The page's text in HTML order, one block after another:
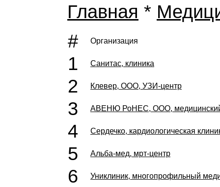
Главная *
#
Организация
1 Санитас, клиника
2 Клевер, ООО, УЗИ-центр
3 АВЕНЮ РоНЕС, ООО,
4 Сердечко, кардиологическая
5 Альба-мед, мрт-центр
6 Униклиник, многопрофильный